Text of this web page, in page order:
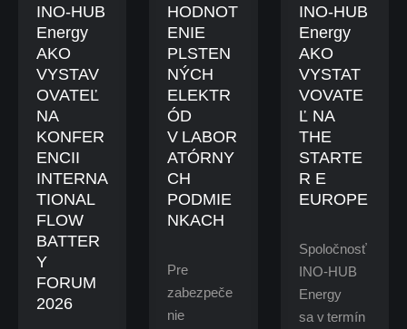
INO-HUB
Energy
AKO
VYSTAV
OVATEĽ
NA
KONFER
ENCII
INTERNA
TIONAL
FLOW
BATTER
Y
FORUM
2026
HODNOT
ENIE
PLSTEN
NÝCH
ELEKTR
ÓD
V LABOR
ATÓRNY
CH
PODMIE
NKACH
Pre
zabezpeče
nie
INO-HUB
Energy
AKO
VYSTAT
VOVATE
Ľ NA
THE
STARTE
R E
EUROPE
Spoločnosť
INO-HUB
Energy
sa v termín